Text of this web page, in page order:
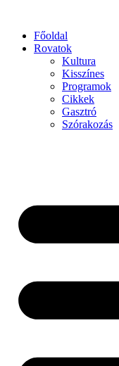
Főoldal
Rovatok
Kultura
Kisszínes
Programok
Cikkek
Gasztró
Szórakozás